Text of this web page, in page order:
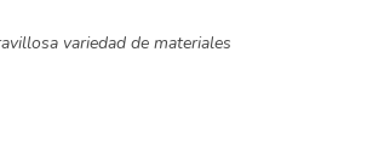
variedad de materiales